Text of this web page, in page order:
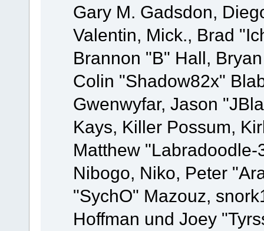
Gary M. Gadsdon,
Valentin, Mick., Brad
Brannon "B" Hall,
Colin "Shadow82x"
Gwenwyfar, Jason
Kays, Killer Possum,
Matthew
Nibogo, Niko, Peter
"SychO" Mazouz,
Hoffman und Joey